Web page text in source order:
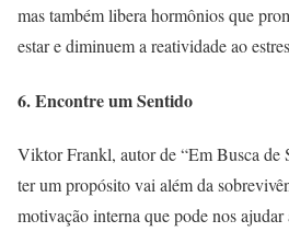
mas também libera hormônios que
estar e diminuem a reatividade ao
6. Encontre um Sentido
Viktor Frankl, autor de “Em Busca de
ter um propósito vai além da
motivação interna que pode nos